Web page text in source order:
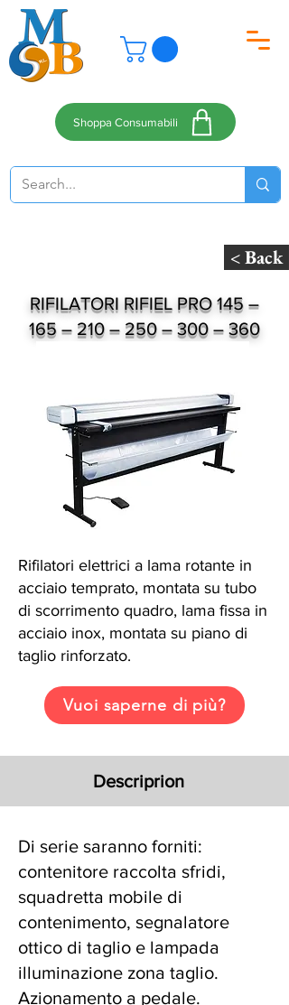
Shoppa Consumabili
< Back
RIFILATORI RIFIEL PRO 145 –
165 – 210 – 250 – 300 – 360
Rifilatori elettrici a lama rotante in
acciaio temprato, montata su tubo
di scorrimento quadro, lama fissa in
acciaio inox, montata su piano di
taglio rinforzato.
Vuoi saperne di più?
Descriprion
Di serie saranno forniti:
contenitore raccolta sfridi,
squadretta mobile di
contenimento, segnalatore
ottico di taglio e lampada
illuminazione zona taglio.
Azionamento a pedale.